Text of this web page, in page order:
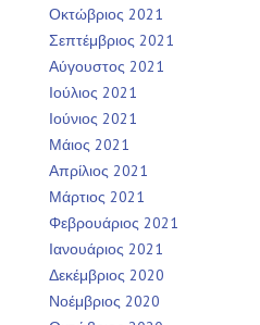
Οκτώβριος 2021
Σεπτέμβριος 2021
Αύγουστος 2021
Ιούλιος 2021
Ιούνιος 2021
Μάιος 2021
Απρίλιος 2021
Μάρτιος 2021
Φεβρουάριος 2021
Ιανουάριος 2021
Δεκέμβριος 2020
Νοέμβριος 2020